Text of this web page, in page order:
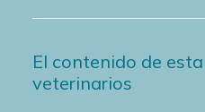
El contenido de
veterinarios